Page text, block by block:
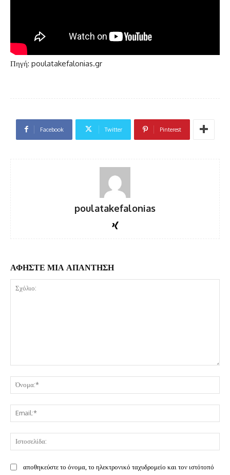
Πηγή: poulatakefalonias.gr
Facebook Twitter Pinterest
poulatakefalonias
ΑΦΗΣΤΕ ΜΙΑ ΑΠΑΝΤΗΣΗ
αποθηκεύστε το όνομα, το ηλεκτρονικό ταχυδρομείο και τον ιστότοπό